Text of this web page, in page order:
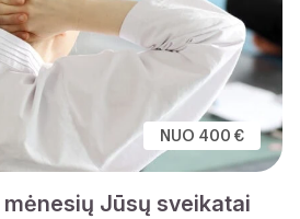
NUO 400 €
mėnesių Jūsų sveikatai